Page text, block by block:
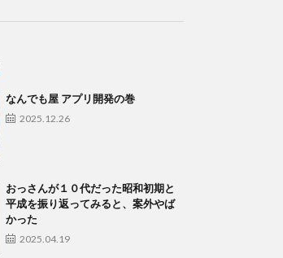
なんでも屋 アプリ開発の巻
2025.12.26
おっさんが１０代だった昭和初期と
平成を振り返ってみると、案外やば
かった
2025.04.19